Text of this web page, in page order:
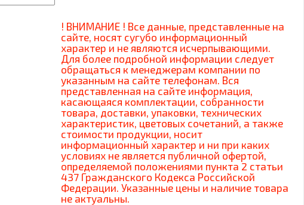
! ВНИМАНИЕ ! Все данные, представленные на
сайте, носят сугубо информационный
характер и не являются исчерпывающими.
Для более подробной информации следует
обращаться к менеджерам компании по
указанным на сайте телефонам. Вся
представленная на сайте информация,
касающаяся комплектации, собранности
товара, доставки, упаковки, технических
характеристик, цветовых сочетаний, а также
стоимости продукции, носит
информационный характер и ни при каких
условиях не является публичной офертой,
определяемой положениями пункта 2 статьи
437 Гражданского Кодекса Российской
Федерации. Указанные цены и наличие товара
не актуальны.